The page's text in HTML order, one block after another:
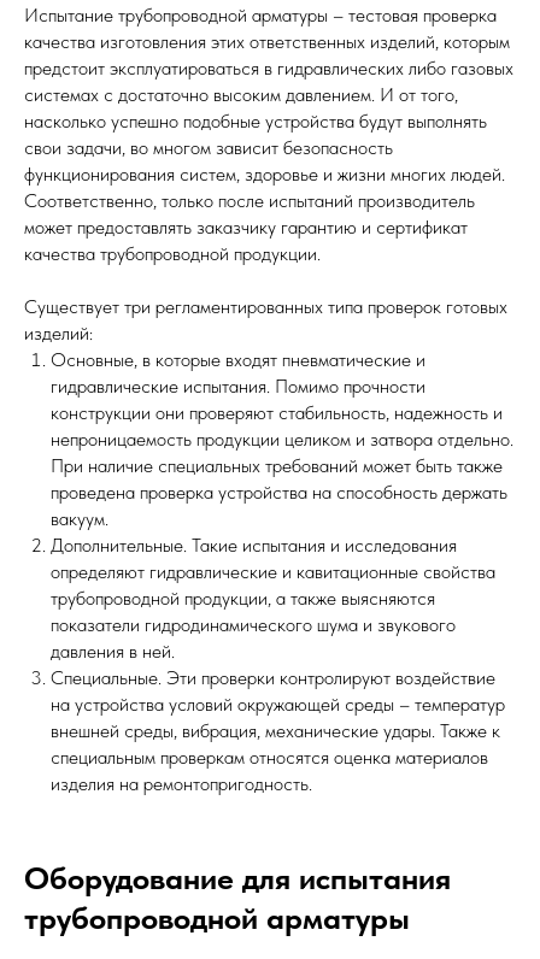
Испытание трубопроводной арматуры – тестовая проверка
качества изготовления этих ответственных изделий, которым
предстоит эксплуатироваться в гидравлических либо газовых
системах с достаточно высоким давлением. И от того,
насколько успешно подобные устройства будут выполнять
свои задачи, во многом зависит безопасность
функционирования систем, здоровье и жизни многих людей.
Соответственно, только после испытаний производитель
может предоставлять заказчику гарантию и сертификат
качества трубопроводной продукции.
Существует три регламентированных типа проверок готовых
изделий:
Основные, в которые входят пневматические и
гидравлические испытания. Помимо прочности
конструкции они проверяют стабильность, надежность и
непроницаемость продукции целиком и затвора отдельно.
При наличие специальных требований может быть также
проведена проверка устройства на способность держать
вакуум.
Дополнительные. Такие испытания и исследования
определяют гидравлические и кавитационные свойства
трубопроводной продукции, а также выясняются
показатели гидродинамического шума и звукового
давления в ней.
Специальные. Эти проверки контролируют воздействие
на устройства условий окружающей среды – температур
внешней среды, вибрация, механические удары. Также к
специальным проверкам относятся оценка материалов
изделия на ремонтопригодность.
Оборудование для испытания
трубопроводной арматуры